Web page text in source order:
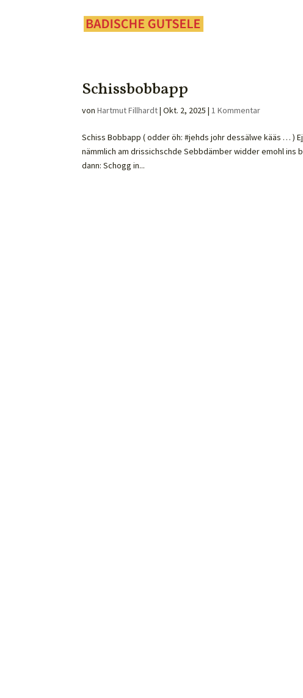
Schissbobbapp
vonHartmut Fillhardt|Okt. 2, 2025 |1 Kommentar
Schiss Bobbapp ( odder öh: #jehds johr dessälwe kääs … )
nämmlich am drissichschde Sebbdämber widder emohl ins
dann: Schogg in...